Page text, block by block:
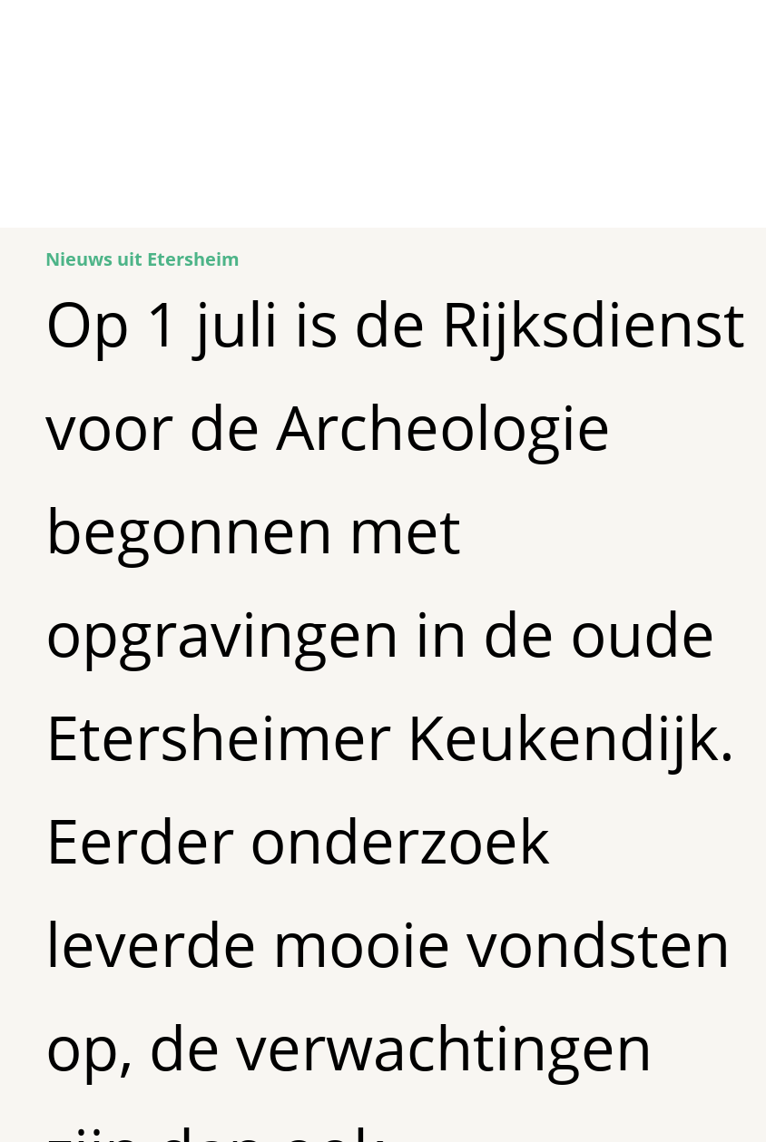
Nieuws uit Etersheim
Op 1 juli is de Rijksdienst
voor de Archeologie
begonnen met
opgravingen in de oude
Etersheimer Keukendijk.
Eerder onderzoek
leverde mooie vondsten
op, de verwachtingen